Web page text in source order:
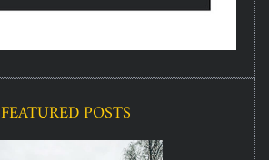
FEATURED POSTS